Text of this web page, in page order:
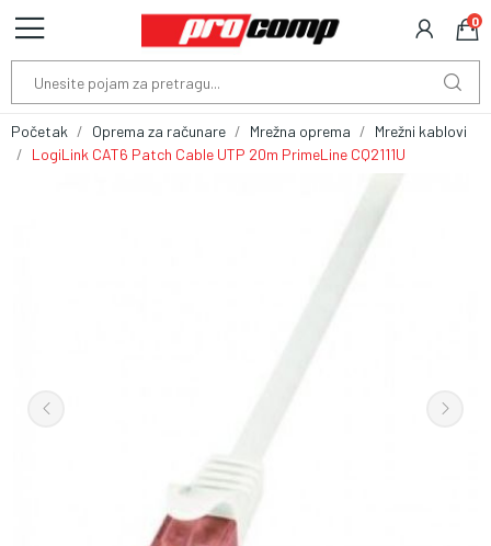
0
Početak Oprema za računare Mrežna oprema
Mrežni kablovi
LogiLink CAT6 Patch Cable UTP 20m PrimeLine CQ2111U